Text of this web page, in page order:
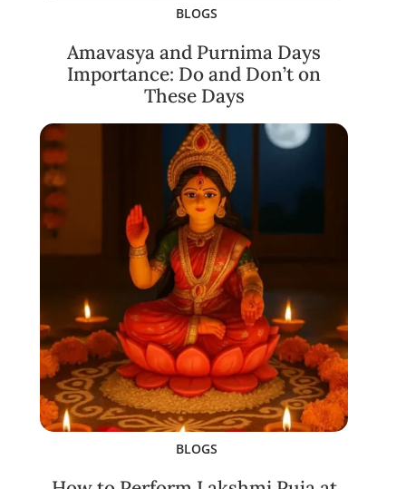
BLOGS
Amavasya and Purnima Days
Importance: Do and Don’t on
These Days
BLOGS